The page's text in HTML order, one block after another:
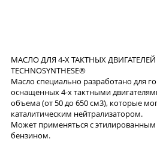
МАСЛО ДЛЯ 4-Х ТАКТНЫХ
TECHNOSYNTHESE®
Масло специально разработано для
оснащенных 4-х тактными
объема (от 50 до 650 см3), которые
каталитическим нейтрализатором.
Может применяться с
бензином.